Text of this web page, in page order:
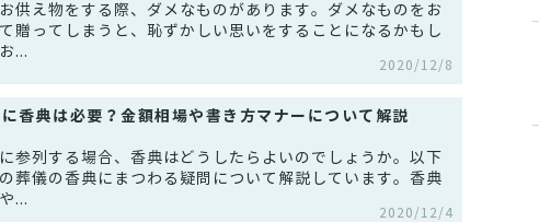
供え物をする際、ダメなものがあります。ダメなものをお
贈ってしまうと、恥ずかしい思いをすることになるかもし
...
2020/12/8
香典は必要？金額相場や書き方マナーについて解説
参列する場合、香典はどうしたらよいのでしょうか。以下
葬儀の香典にまつわる疑問について解説しています。香典
...
2020/12/4